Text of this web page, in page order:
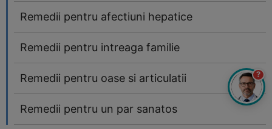
Remedii pentru afectiuni hepatice
Remedii pentru intreaga familie
Remedii pentru oase si articulatii
Remedii pentru un par sanatos
?